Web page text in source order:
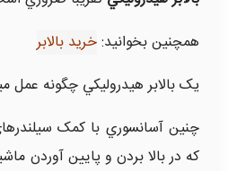
همچنین بخوانید:خرید بالابر
يک بالابر هيدروليکي چگونه عمل
چنين آسانسوري با کمک
که در بالا بردن و پايين آوردن